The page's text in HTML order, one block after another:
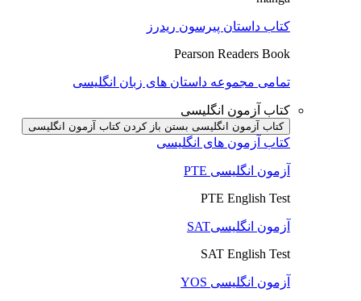
کتاب داستان پیرسون ریدرز
Pearson Readers Book
تمامی مجموعه داستان های زبان انگلیسی
کتاب آزمون انگلیسی
کتاب آزمون انگلیسی بستن باز کردن کتاب آزمون انگلیسی
کتاب آزمون های انگلیسی
آزمون انگلیسی PTE
PTE English Test
آزمون انگلیسیSAT
SAT English Test
آزمون انگلیسی YOS